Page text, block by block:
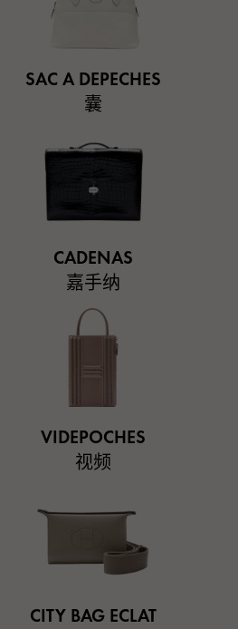
SAC A DEPECHES
囊
CADENAS
嘉手纳
VIDEPOCHES
视频
CITY BAG ECLAT